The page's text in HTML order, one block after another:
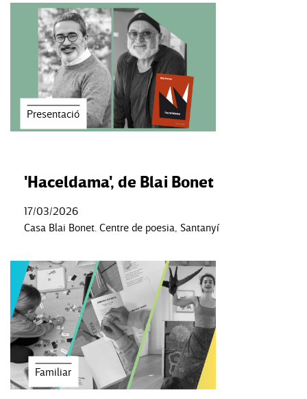
Presentació
'Haceldama', de Blai Bonet
17/03/2026
Casa Blai Bonet. Centre de poesia, Santanyí
Familiar